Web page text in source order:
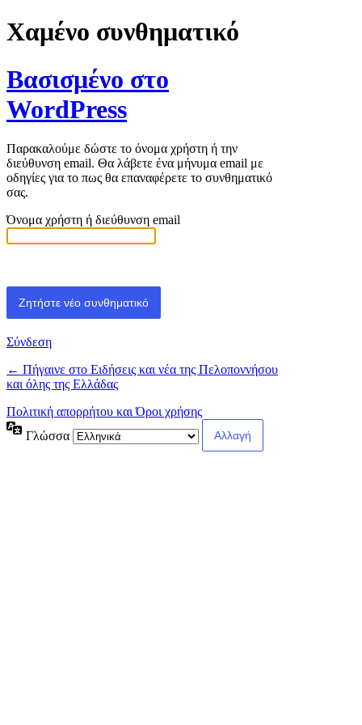
Χαμένο συνθηματικό
Βασισμένο στο
WordPress
Παρακαλούμε δώστε το όνομα χρήστη ή την
διεύθυνση email. Θα λάβετε ένα μήνυμα email με
οδηγίες για το πως θα επαναφέρετε το συνθηματικό
σας.
Όνομα χρήστη ή διεύθυνση email
Σύνδεση
← Πήγαινε στο Ειδήσεις και νέα της Πελοποννήσου
και όλης της Ελλάδας
Πολιτική απορρήτου και Όροι χρήσης
Γλώσσα